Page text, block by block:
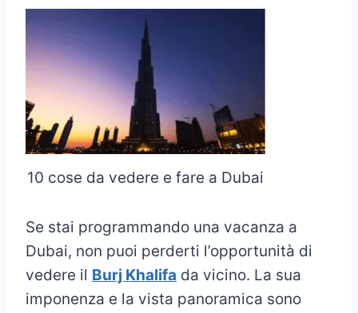
10 cose da vedere e fare a Dubai
Se stai programmando una vacanza a
Dubai, non puoi perderti l’opportunità di
vedere il Burj Khalifa da vicino. La sua
imponenza e la vista panoramica sono